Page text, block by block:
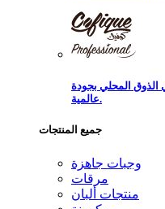
الذوق المحلي بجودة
عالمية.
جميع المنتجات
وجبات جاهزة
مرقات
منتجات ألبان